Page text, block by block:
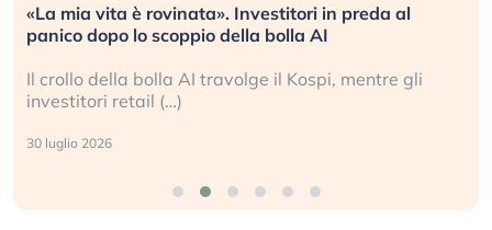
«La mia vita è rovinata». Investitori in preda al
panico dopo lo scoppio della bolla AI
Il crollo della bolla AI travolge il Kospi, mentre gli
investitori retail (…)
30 luglio 2026